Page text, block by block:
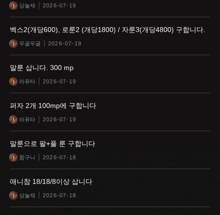
상눌재 2026-07-19
벡스2(개당600), 로룬2 (개당1800) / 자룬3(개당4800) 구합니다.
우굴우굴 2026-07-19
말룬 삽니다. 300 mp
라퓨타 2026-07-19
퍼자 2개 100mp에 구합니다
라퓨타 2026-07-19
말룬으로 팔+풀 룬 구합니다
함구니 2026-07-18
애니참 18/18/8이상 삽니다
상눌재 2026-07-18